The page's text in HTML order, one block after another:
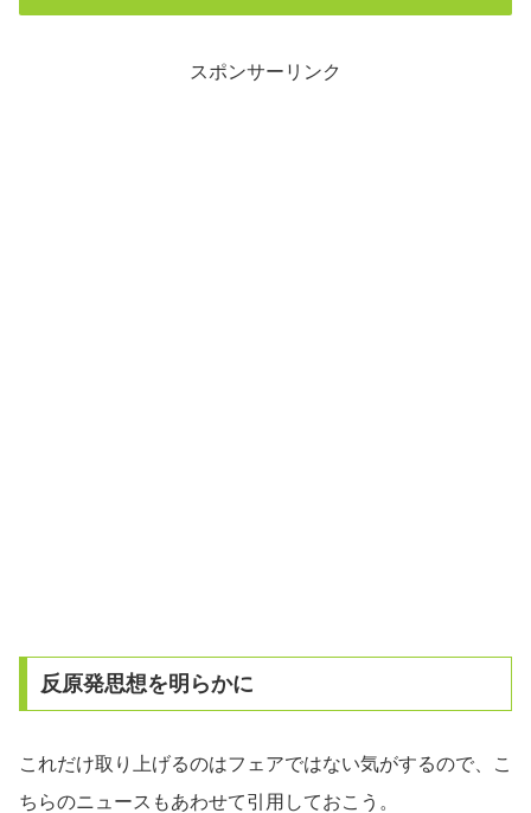
スポンサーリンク
反原発思想を明らかに
これだけ取り上げるのはフェアではない気がするので、こ
ちらのニュースもあわせて引用しておこう。